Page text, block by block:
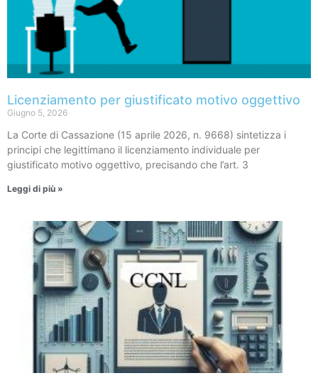
Licenziamento per giustificato motivo oggettivo
Giugno 5, 2026
La Corte di Cassazione (15 aprile 2026, n. 9668) sintetizza i
principi che legittimano il licenziamento individuale per
giustificato motivo oggettivo, precisando che l’art. 3
Leggi di più »